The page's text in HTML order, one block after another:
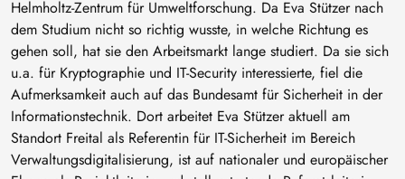
Helmholtz-Zentrum für Umweltforschung. Da Eva Stützer nach
dem Studium nicht so richtig wusste, in welche Richtung es
gehen soll, hat sie den Arbeitsmarkt lange studiert. Da sie sich
u.a. für Kryptographie und IT-Security interessierte, fiel die
Aufmerksamkeit auch auf das Bundesamt für Sicherheit in der
Informationstechnik. Dort arbeitet Eva Stützer aktuell am
Standort Freital als Referentin für IT-Sicherheit im Bereich
Verwaltungsdigitalisierung, ist auf nationaler und europäischer